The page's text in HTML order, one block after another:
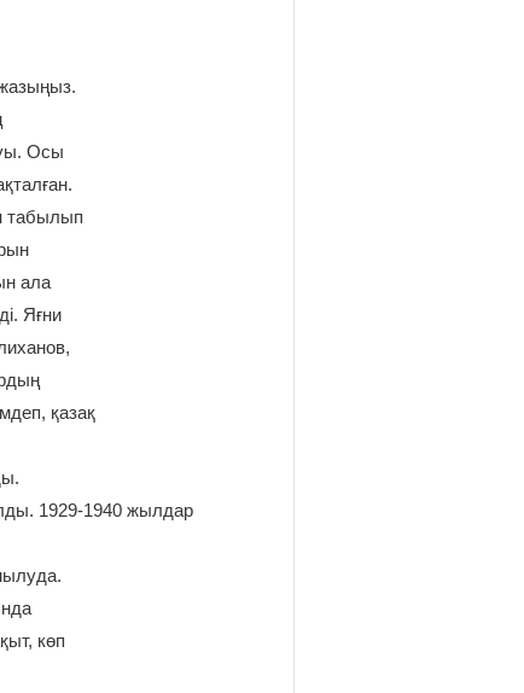
Осы
тaбылып
ала
Яғни
қазақ
1929-1940 жылдар
көп